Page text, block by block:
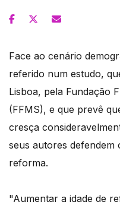
Face ao cenário
referido num estudo,
Lisboa, pela Fundação
(FFMS), e que prevê
cresça
seus autores defendem
reforma.
"Aumentar a idade de